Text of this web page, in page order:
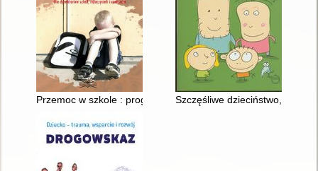
Przemoc w szkole : program zapobiegania i zwalczania
Szczęśliwe dzieciństwo,